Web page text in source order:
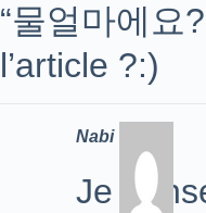
“물얼마에요
l’article ?:)
Nabi
Je